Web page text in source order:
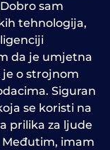
sam
tehnologija,
da je umjetna
o strojnom
Siguran
se koristi na
prilika za ljude
imam